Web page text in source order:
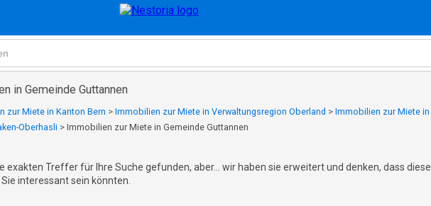
in Gemeinde Guttannen
zur Miete in Kanton Bern > Immobilien zur Miete in Verwaltungsregion Oberland > Immobilien zur Miete in
Oberhasli > Immobilien zur Miete in Gemeinde Guttannen
exakten Treffer für Ihre Suche gefunden, aber... wir haben sie erweitert und denken, dass diese
interessant sein könnten.